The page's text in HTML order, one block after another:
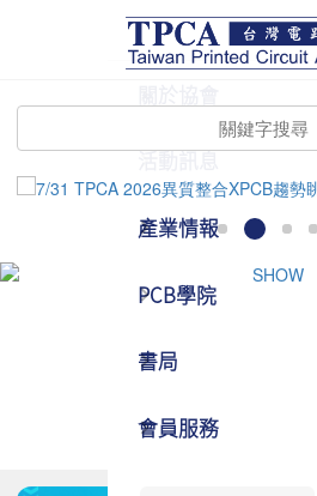
活動訊息
產業情報
PCB學院
書局
會員服務